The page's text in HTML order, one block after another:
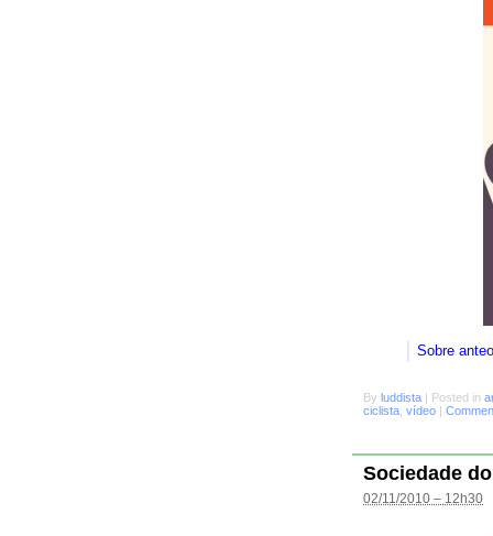
Sobre
By luddista Posted in
ciclista vídeo
Sociedade
02/11/2010 – 12h30